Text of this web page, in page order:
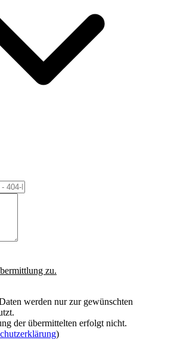
zu.
werden nur zur gewünschten
der übermittelten erfolgt nicht.
)